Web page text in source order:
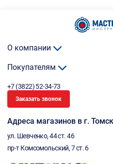
О компании
Покупателям
+7 (3822) 52-34-73
Заказать звонок
Адреса магазинов в г. Томск
ул. Шевченко, 44 ст. 46
пр-т Комсомольский, 7 ст. 6